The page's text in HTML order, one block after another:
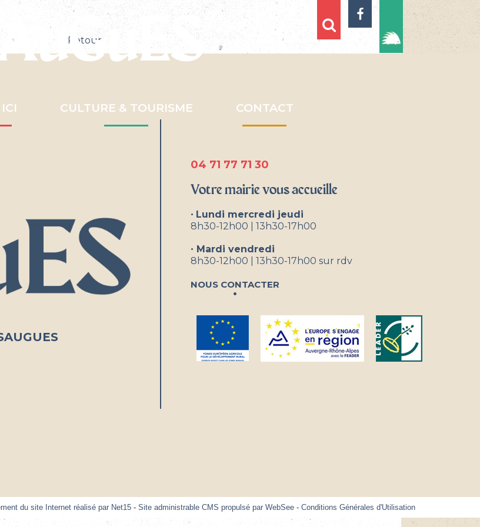
CULTURE & TOURISME CONTACT
Retour
04 71 77 71 30
Votre mairie vous accueille
• Lundi mercredi jeudi
8h30-12h00 | 13h30-17h00
• Mardi vendredi
8h30-12h00 | 13h30-17h00 sur rdv
Nous contacter
du site Internet réalisé par Net15 - Site administrable CMS propulsé par WebSee - Conditions Générales d'Utilisation